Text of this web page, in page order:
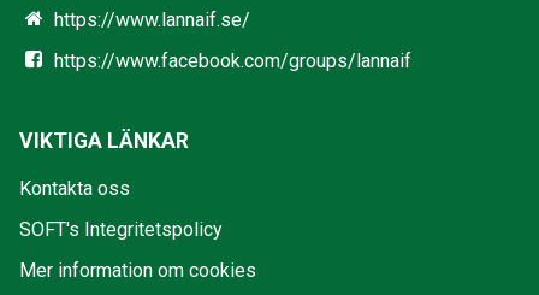
https://www.lannaif.se/
https://www.facebook.com/groups/lannaif
VIKTIGA LÄNKAR
Kontakta oss
SOFT's Integritetspolicy
Mer information om cookies